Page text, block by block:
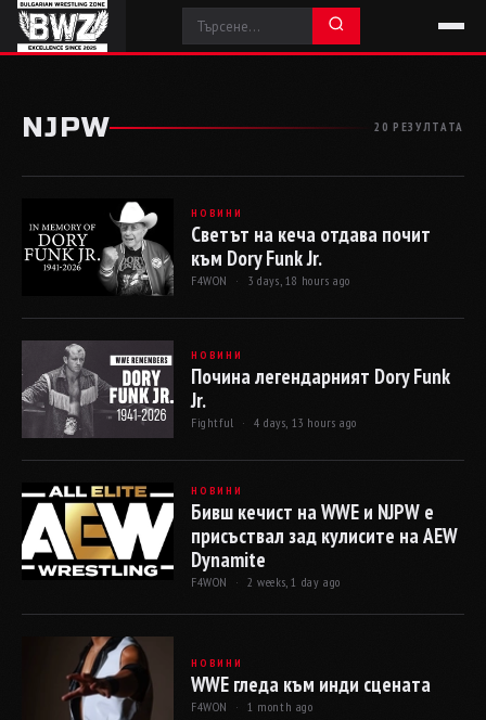
NJPW 20 РЕЗУЛТАТА
НОВИНИ
Светът на кеча отдава почит
към Dory Funk Jr.
F4WON · 3 days, 18 hours ago
НОВИНИ
Почина легендарният Dory Funk
Jr.
Fightful · 4 days, 13 hours ago
НОВИНИ
Бивш кечист на WWE и NJPW е
присъствал зад кулисите на AEW
Dynamite
F4WON · 2 weeks, 1 day ago
НОВИНИ
WWE гледа към инди сцената
F4WON · 1 month ago